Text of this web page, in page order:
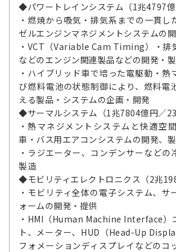
◆パワートレインシステム（1兆4797億
・燃焼から吸気・排気系までの一貫し
ゼルエンジンマネジメントシステムの
・VCT（Variable Cam Timing）・排
などのエンジン関連製品などの開発・
・ハイブリッド車で培った電駆動・熱
び燃料電池の状態制御により、燃料電
える製品・システムの企画・開発
◆サーマルシステム（1兆7804億円／
・熱マネジメントシステムと快適空
車・バス用エアコンシステムの開発、
・ラジエーター、コンデンサーなどの
製造
◆モビリティエレクトロニクス（2兆
・モビリティ全体の電子システム、サ
ォームの開発・提供
・HMI（Human Machine Interface）
ト、メーター、HUD（Head-Up
フォメーションディスプレイなどのコ